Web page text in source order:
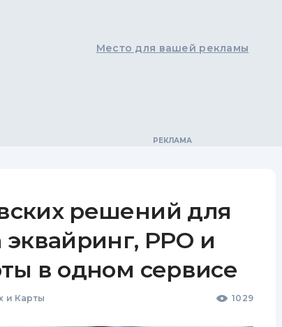
Место для вашей рекламы
решений для
РРО и
в одном сервисе
и Карты 1029